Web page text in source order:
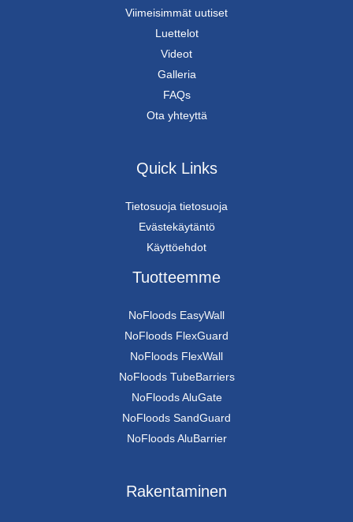
Viimeisimmät uutiset
Luettelot
Videot
Galleria
FAQs
Ota yhteyttä
Quick Links
Tietosuoja tietosuoja
Evästekäytäntö
Käyttöehdot
Tuotteemme
NoFloods EasyWall
NoFloods FlexGuard
NoFloods FlexWall
NoFloods TubeBarriers
NoFloods AluGate
NoFloods SandGuard
NoFloods AluBarrier
Rakentaminen